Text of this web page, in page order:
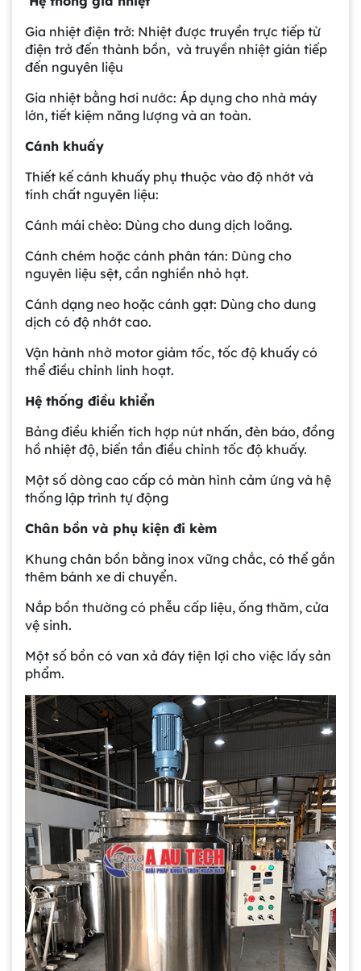
Gia nhiệt điện trở: Nhiệt được truyền trực tiếp từ
điện trở đến thành bồn, và truyền nhiệt gián tiếp
đến nguyên liệu
Gia nhiệt bằng hơi nước: Áp dụng cho nhà máy
lớn, tiết kiệm năng lượng và an toàn.
Cánh khuấy
Thiết kế cánh khuấy phụ thuộc vào độ nhớt và
tính chất nguyên liệu:
Cánh mái chèo: Dùng cho dung dịch loãng.
Cánh chém hoặc cánh phân tán: Dùng cho
nguyên liệu sệt, cần nghiền nhỏ hạt.
Cánh dạng neo hoặc cánh gạt: Dùng cho dung
dịch có độ nhớt cao.
Vận hành nhờ motor giảm tốc, tốc độ khuấy có
thể điều chỉnh linh hoạt.
Hệ thống điều khiển
Bảng điều khiển tích hợp nút nhấn, đèn báo, đồng
hồ nhiệt độ, biến tần điều chỉnh tốc độ khuấy.
Một số dòng cao cấp có màn hình cảm ứng và hệ
thống lập trình tự động
Chân bồn và phụ kiện đi kèm
Khung chân bồn bằng inox vững chắc, có thể gắn
thêm bánh xe di chuyển.
Nắp bồn thường có phễu cấp liệu, ống thăm, cửa
vệ sinh.
Một số bồn có van xả đáy tiện lợi cho việc lấy sản
phẩm.